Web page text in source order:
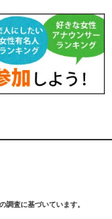
調査に基づいています。